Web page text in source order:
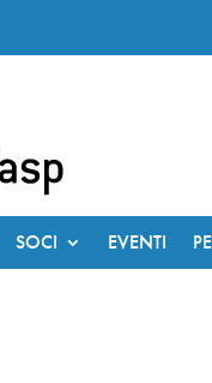
SOCI EVENTI